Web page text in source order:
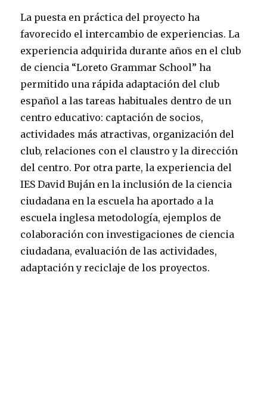
La puesta en práctica del proyecto ha
favorecido el intercambio de experiencias. La
experiencia adquirida durante años en el club
de ciencia “Loreto Grammar School” ha
permitido una rápida adaptación del club
español a las tareas habituales dentro de un
centro educativo: captación de socios,
actividades más atractivas, organización del
club, relaciones con el claustro y la dirección
del centro. Por otra parte, la experiencia del
IES David Buján en la inclusión de la ciencia
ciudadana en la escuela ha aportado a la
escuela inglesa metodología, ejemplos de
colaboración con investigaciones de ciencia
ciudadana, evaluación de las actividades,
adaptación y reciclaje de los proyectos.